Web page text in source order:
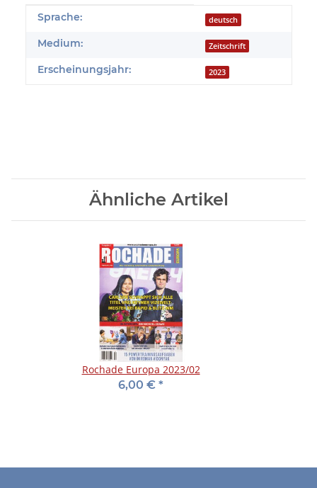
Produkteigenschaft
Wert
Sprache: deutsch
Medium: Zeitschrift
Erscheinungsjahr: 2023
Ähnliche Artikel
Rochade Europa 2023/02
6,00 € *